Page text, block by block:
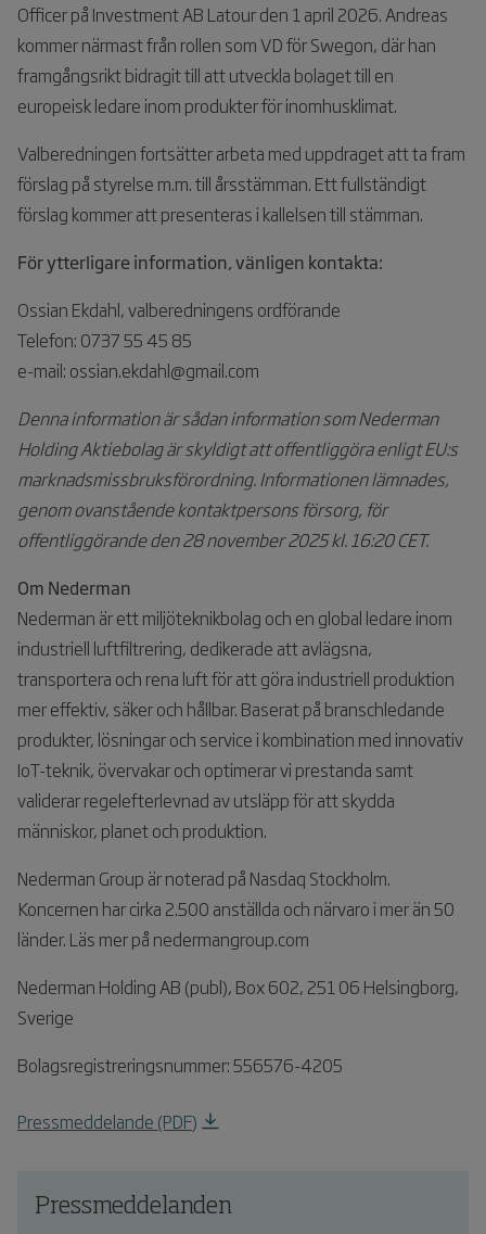
Officer på Investment AB Latour den 1 april 2026. Andreas
kommer närmast från rollen som VD för Swegon, där han
framgångsrikt bidragit till att utveckla bolaget till en
europeisk ledare inom produkter för inomhusklimat.
Valberedningen fortsätter arbeta med uppdraget att ta fram
förslag på styrelse m.m. till årsstämman. Ett fullständigt
förslag kommer att presenteras i kallelsen till stämman.
För ytterligare information, vänligen kontakta:
Ossian Ekdahl, valberedningens ordförande
Telefon: 0737 55 45 85
e-mail: ossian.ekdahl@gmail.com
Denna information är sådan information som Nederman
Holding Aktiebolag är skyldigt att offentliggöra enligt EU:s
marknadsmissbruksförordning. Informationen lämnades,
genom ovanstående kontaktpersons försorg, för
offentliggörande den 28 november 2025 kl. 16:20 CET.
Om Nederman
Nederman är ett miljöteknikbolag och en global ledare inom
industriell luftfiltrering, dedikerade att avlägsna,
transportera och rena luft för att göra industriell produktion
mer effektiv, säker och hållbar. Baserat på branschledande
produkter, lösningar och service i kombination med innovativ
IoT-teknik, övervakar och optimerar vi prestanda samt
validerar regelefterlevnad av utsläpp för att skydda
människor, planet och produktion.
Nederman Group är noterad på Nasdaq Stockholm.
Koncernen har cirka 2.500 anställda och närvaro i mer än 50
länder. Läs mer på nedermangroup.com
Nederman Holding AB (publ), Box 602, 251 06 Helsingborg,
Sverige
Bolagsregistreringsnummer: 556576-4205
Pressmeddelande (PDF)
Pressmeddelanden